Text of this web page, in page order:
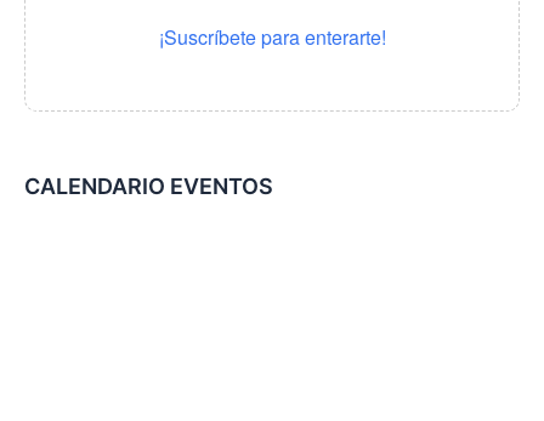
¡Suscríbete para enterarte!
CALENDARIO EVENTOS